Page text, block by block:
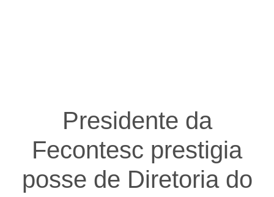
Presidente da
Fecontesc prestigia
posse de Diretoria do